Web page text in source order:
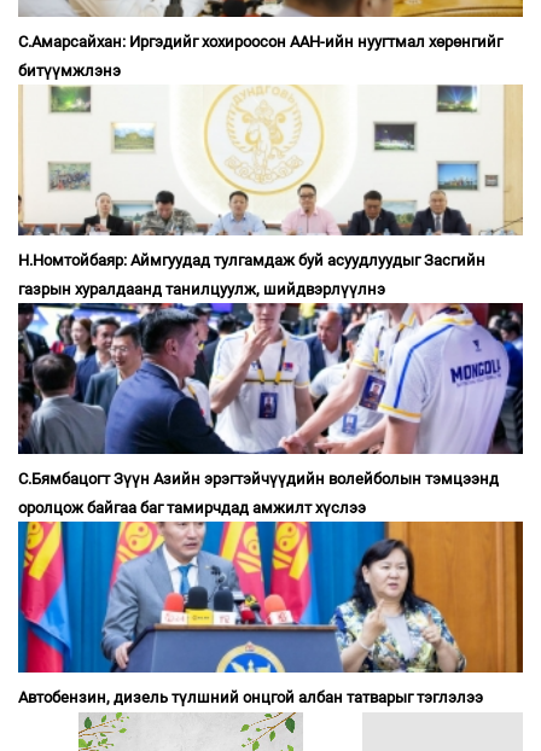
С.Амарсайхан: Иргэдийг хохироосон ААН-ийн нуугтмал хөрөнгийг
битүүмжлэнэ
Н.Номтойбаяр: Аймгуудад тулгамдаж буй асуудлуудыг Засгийн
газрын хуралдаанд танилцуулж, шийдвэрлүүлнэ
С.Бямбацогт Зүүн Азийн эрэгтэйчүүдийн волейболын тэмцээнд
оролцож байгаа баг тамирчдад амжилт хүслээ
Автобензин, дизель түлшний онцгой албан татварыг тэглэлээ